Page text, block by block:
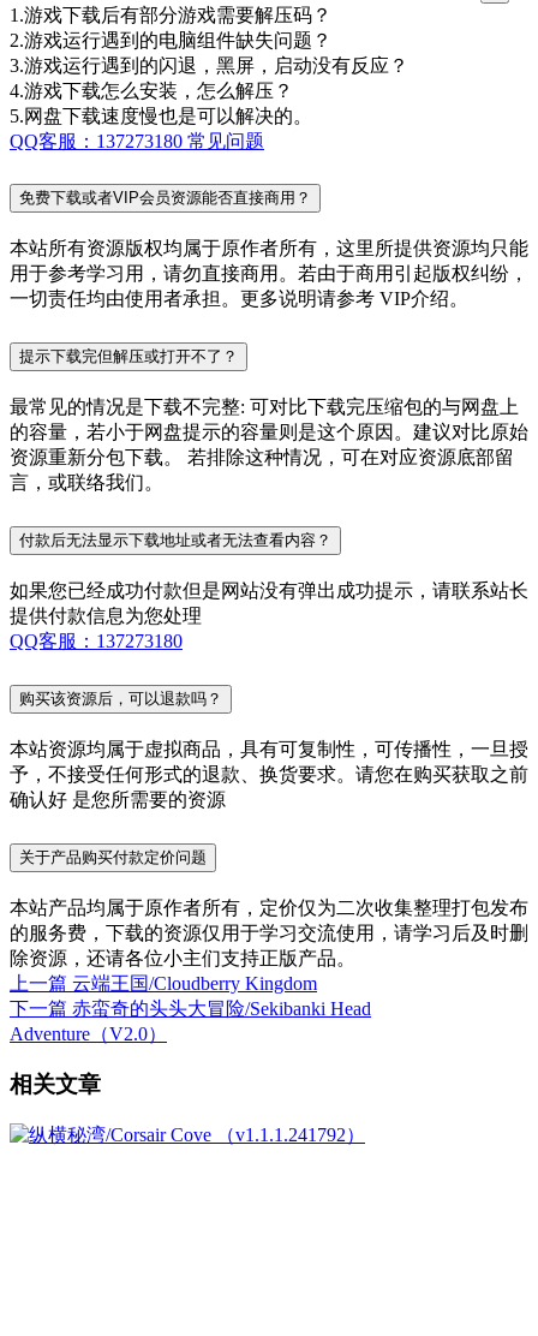
1.游戏下载后有部分游戏需要解压码？
2.游戏运行遇到的电脑组件缺失问题？
3.游戏运行遇到的闪退，黑屏，启动没有反应？
4.游戏下载怎么安装，怎么解压？
5.网盘下载速度慢也是可以解决的。
QQ客服：137273180 常见问题
免费下载或者VIP会员资源能否直接商用？
本站所有资源版权均属于原作者所有，这里所提供资源均只能
用于参考学习用，请勿直接商用。若由于商用引起版权纠纷，
一切责任均由使用者承担。更多说明请参考 VIP介绍。
提示下载完但解压或打开不了？
最常见的情况是下载不完整: 可对比下载完压缩包的与网盘上
的容量，若小于网盘提示的容量则是这个原因。建议对比原始
资源重新分包下载。 若排除这种情况，可在对应资源底部留
言，或联络我们。
付款后无法显示下载地址或者无法查看内容？
如果您已经成功付款但是网站没有弹出成功提示，请联系站长
提供付款信息为您处理
QQ客服：137273180
购买该资源后，可以退款吗？
本站资源均属于虚拟商品，具有可复制性，可传播性，一旦授
予，不接受任何形式的退款、换货要求。请您在购买获取之前
确认好 是您所需要的资源
关于产品购买付款定价问题
本站产品均属于原作者所有，定价仅为二次收集整理打包发布
的服务费，下载的资源仅用于学习交流使用，请学习后及时删
除资源，还请各位小主们支持正版产品。
上一篇 云端王国/Cloudberry Kingdom
下一篇 赤蛮奇的头头大冒险/Sekibanki Head
Adventure（V2.0）
相关文章